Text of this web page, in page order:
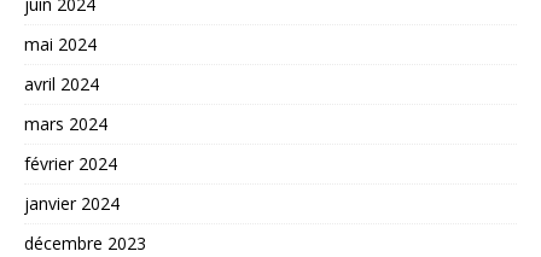
juin 2024
mai 2024
avril 2024
mars 2024
février 2024
janvier 2024
décembre 2023